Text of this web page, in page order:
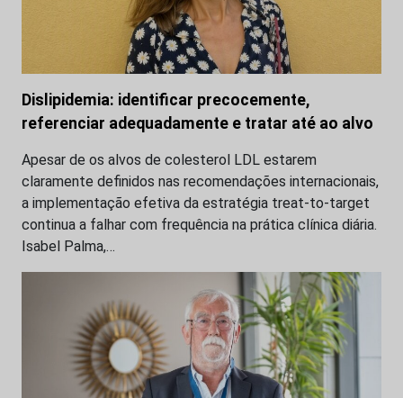
Dislipidemia: identificar precocemente,
referenciar adequadamente e tratar até ao alvo
Apesar de os alvos de colesterol LDL estarem
claramente definidos nas recomendações internacionais,
a implementação efetiva da estratégia treat-to-target
continua a falhar com frequência na prática clínica diária.
Isabel Palma,…